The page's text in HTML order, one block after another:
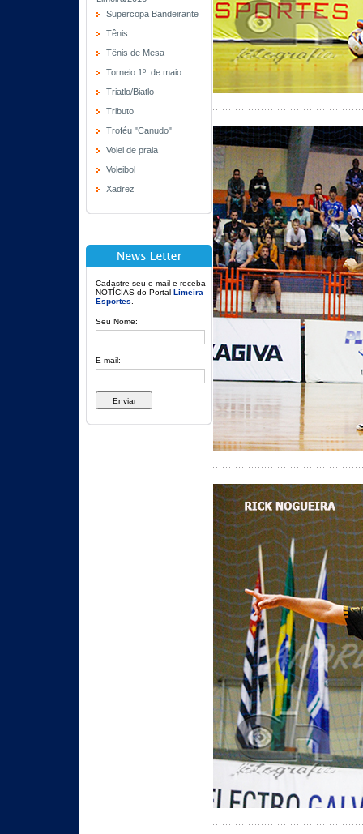
Supercopa Bandeirante
Tênis
Tênis de Mesa
Torneio 1º. de maio
Triatlo/Biatlo
Tributo
Troféu "Canudo"
Volei de praia
Voleibol
Xadrez
Cadastre seu e-mail e receba
NOTÍCIAS do Portal Limeira
Esportes
Seu Nome:
E-mail: